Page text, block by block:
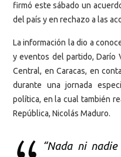
firmó este sábado un
del país y en rechazo a las
La información la dio a
y eventos del partido, Darío
Central, en Caracas, en
durante una jornada
política, en la cual también
República, Nicolás Maduro.
“Nada ni